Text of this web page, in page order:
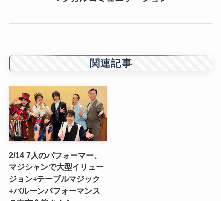
関連記事
2/14 7人のパフォーマー、
マジシャンで大型イリュー
ジョン+テーブルマジック
+バルーンパフォーマンス